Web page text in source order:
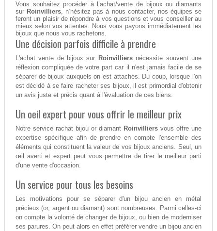
Vous souhaitez procéder à l’achat/vente de bijoux ou diamants
sur Roinvilliers, n’hésitez pas à nous contacter, nos équipes se
feront un plaisir de répondre à vos questions et vous conseiller au
mieux selon vos attentes. Nous vous payons immédiatement les
bijoux que nous vous rachetons.
Une décision parfois difficile à prendre
L'achat vente de bijoux sur Roinvilliersnécessite souvent une
réflexion compliquée de votre part car il n'est jamais facile de se
séparer de bijoux auxquels on est attachés. Du coup, lorsque l'on
est décidé à se faire racheter ses bijoux, il est primordial d'obtenir
un avis juste et précis quant à l'évaluation de ces biens.
Un oeil expert pour vous offrir le meilleur prix
Notre service rachat bijou or diamant Roinvilliers vous offre une
expertise spécifique afin de prendre en compte l'ensemble des
éléments qui constituent la valeur de vos bijoux anciens. Seul, un
œil averti et expert peut vous permettre de tirer le meilleur parti
d'une vente d'occasion.
Un service pour tous les besoins
Les motivations pour se séparer d'un bijou ancien en métal
précieux (or, argent ou diamant) sont nombreuses. Parmi celles-ci
on compte la volonté de changer de bijoux, ou bien de moderniser
ses parures. On peut alors en effet préférer vendre un bijou ancien